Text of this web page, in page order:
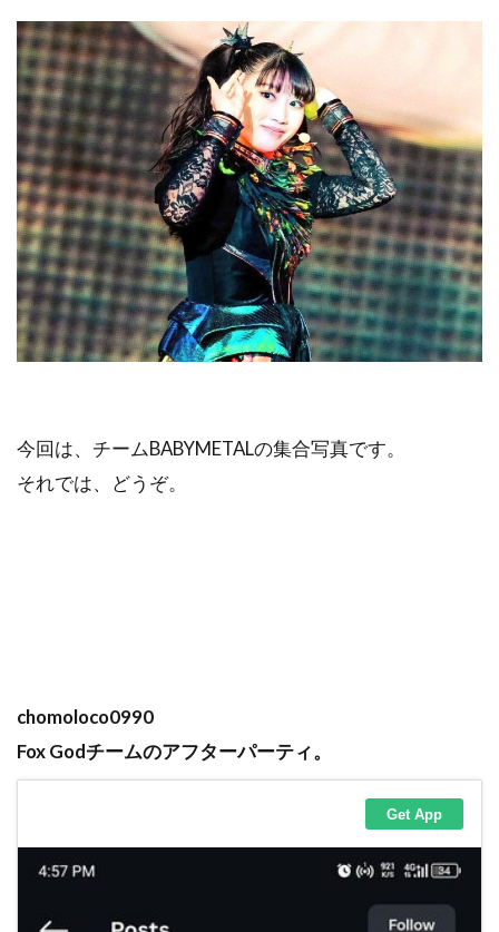
今回は、チームBABYMETALの集合写真です。
それでは、どうぞ。
chomoloco0990
Fox Godチームのアフターパーティ。